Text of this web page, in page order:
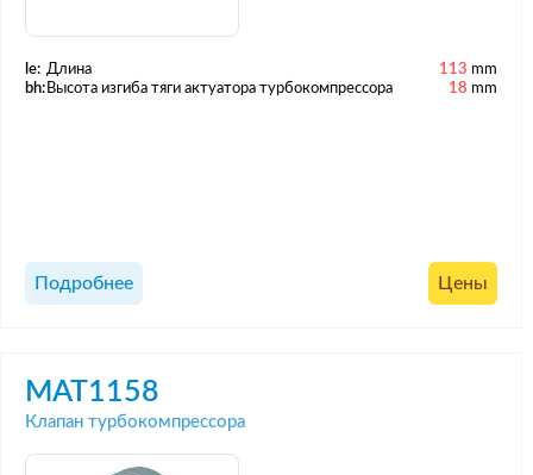
le: Длина 113 mm
bh: Высота изгиба тяги актуатора турбокомпрессора 18 mm
Подробнее Цены
MAT1158
Клапан турбокомпрессора